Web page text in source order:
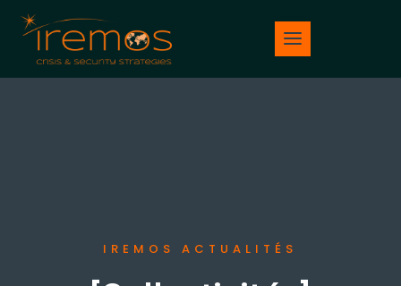
IREMOS ACTUALITÉS